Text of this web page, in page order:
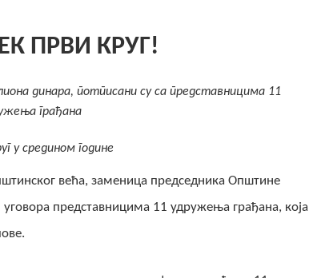
ПРВИ КРУГ!
динара, потписани су са представницима 11
грађана
у средином године
већа, заменица председника Општине
уговора представницима 11 удружења грађана, која